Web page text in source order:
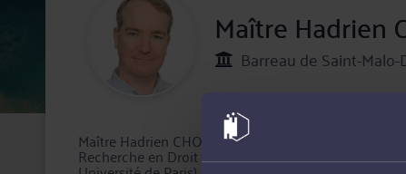
Maître Hadrien
Barreau de Saint-
Maître Hadrien CHOUAMIER, avocat au Barreau de
Recherche en Droit des Obligations Civiles et